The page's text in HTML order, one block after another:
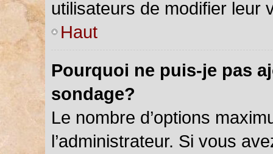
utilisateurs de modifier leur
Haut
Pourquoi ne puis-je pas
sondage?
Le nombre d’options
l’administrateur. Si vous